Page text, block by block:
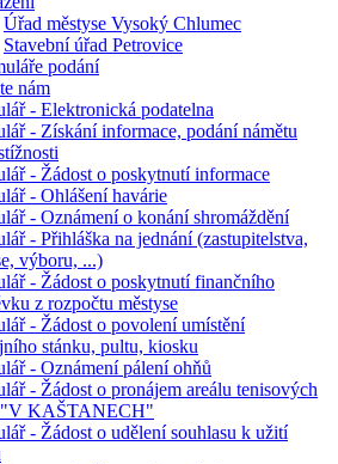
Úřad městyse Vysoký Chlumec
Stavební úřad Petrovice
podání
nám
- Elektronická podatelna
- Získání informace, podání námětu
- Žádost o poskytnutí informace
- Ohlášení havárie
- Oznámení o konání shromáždění
- Přihláška na jednání (zastupitelstva,
výboru, ...)
- Žádost o poskytnutí finančního
z rozpočtu městyse
- Žádost o povolení umístění
stánku, pultu, kiosku
- Oznámení pálení ohňů
- Žádost o pronájem areálu tenisových
KAŠTANECH"
- Žádost o udělení souhlasu k užití